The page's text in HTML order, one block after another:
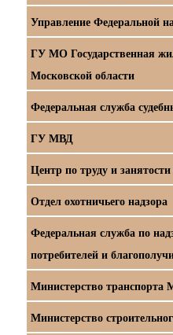
Управление Федеральной
ГУ МО Государственная
Московской области
Федеральная служба
ГУ МВД
Центр по труду и
Отдел охотничьего надзора
Федеральная служба по
потребителей и
Министерство
Министерство